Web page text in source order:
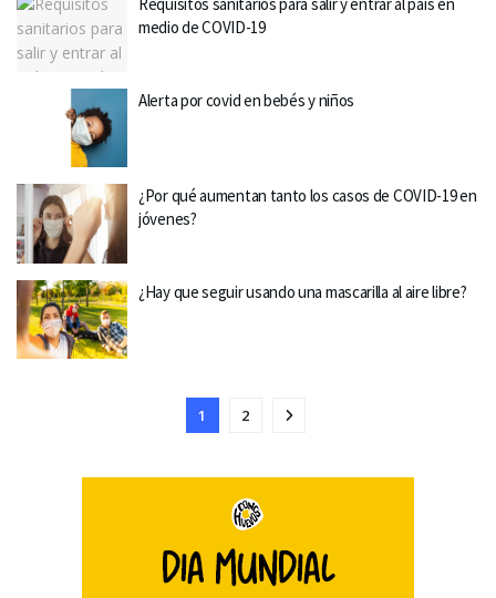
medio de COVID-19
Alerta por covid en bebés y niños
¿Por qué aumentan tanto los casos de COVID-19 en
jóvenes?
¿Hay que seguir usando una mascarilla al aire libre?
1 2